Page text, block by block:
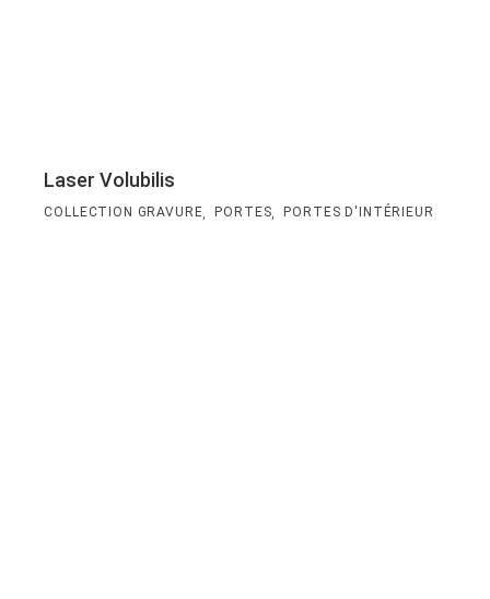
Laser Volubilis
COLLECTION GRAVURE PORTES PORTES D'INTÉRIEUR